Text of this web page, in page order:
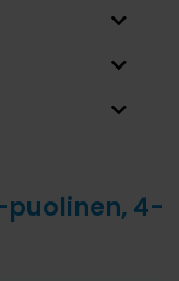
puolinen, 4-